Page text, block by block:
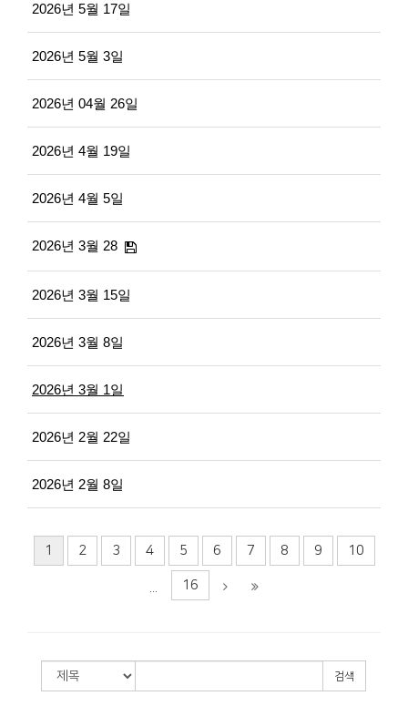
2026년 5월 17일
2026년 5월 3일
2026년 04월 26일
2026년 4월 19일
2026년 4월 5일
2026년 3월 28
2026년 3월 15일
2026년 3월 8일
2026년 3월 1일
2026년 2월 22일
2026년 2월 8일
1 2 3 4 5 6 7 8 9 10
16
검색